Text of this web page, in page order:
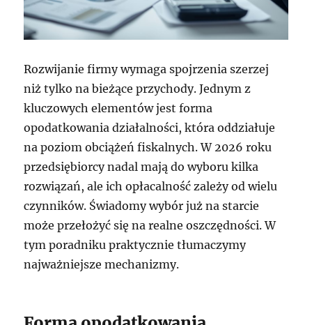
Rozwijanie firmy wymaga spojrzenia szerzej
niż tylko na bieżące przychody. Jednym z
kluczowych elementów jest forma
opodatkowania działalności, która oddziałuje
na poziom obciążeń fiskalnych. W 2026 roku
przedsiębiorcy nadal mają do wyboru kilka
rozwiązań, ale ich opłacalność zależy od wielu
czynników. Świadomy wybór już na starcie
może przełożyć się na realne oszczędności. W
tym poradniku praktycznie tłumaczymy
najważniejsze mechanizmy.